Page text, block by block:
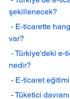
şekillenecek?
var?
nedir?
- E-ticaret